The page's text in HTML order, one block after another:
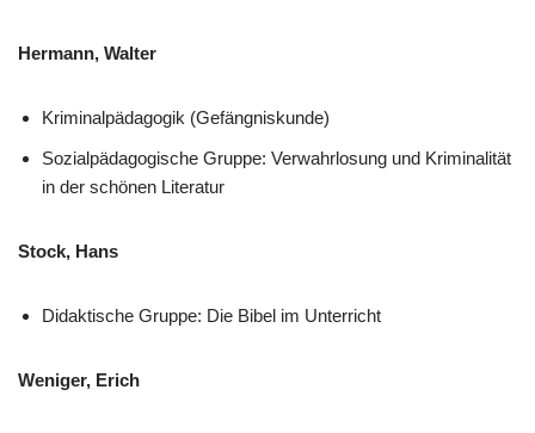
Hermann, Walter
Kriminalpädagogik (Gefängniskunde)
Sozialpädagogische Gruppe: Verwahrlosung und Kriminalität
in der schönen Literatur
Stock, Hans
Didaktische Gruppe: Die Bibel im Unterricht
Weniger, Erich